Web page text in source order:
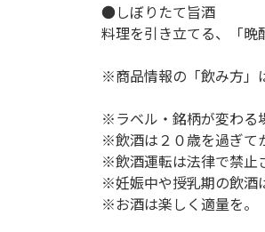
●しぼりたて旨酒
料理を引き立てる、「晩
※商品情報の「飲み方」
※ラベル・銘柄が変わる
※飲酒は２０歳を過ぎて
※飲酒運転は法律で禁止
※妊娠中や授乳期の飲酒
※お酒は楽しく適量を。